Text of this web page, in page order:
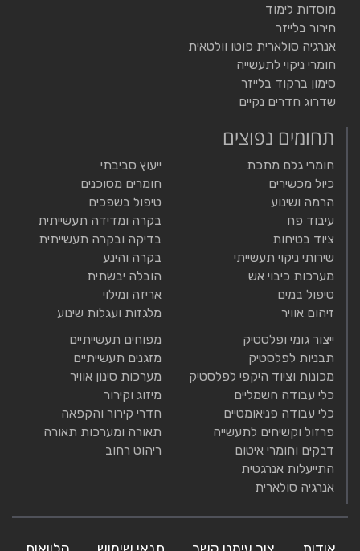
מוסדות לימוד
חירור בלייזר
אנרגיה סולארית פוטו וולטאית
חומרי ניקוי לתעשייה
סימון ברקוד בלייזר
שדרוג חדרים נקיים
תחומים נפוצים
חומרי גלם מתכת
כיול מכשירים
הרמה ושינוע
עיבוד פח
ציוד בטיחות
שירותי ניקוי תעשייתי
מערכות כיבוי אש
טיפול במים
זיהום אוויר
ייעוץ סביבתי
חומרים מסוכנים
טיפול בשפכים
בקרה ומדידה תעשייתית
בדיקה ובקרה תעשייתית
בקרה והינע
הובלה יבשתית
אריזה ומילוי
מלגזות ועגלות שינוע
ייצור גומי ופלסטיק
תבניות לפלסטיק
מכונות וציוד היקפי לפלסטיק
כלי עבודה חשמליים
כלי עבודה פניאומטיים
פרזול וקשיחים לתעשייה
דבקים וחומרי איטום
התייעלות אנרגטית
אנרגיה סולארית
מפוחים תעשייתיים
מזגנים תעשייתיים
מערכות סינון אוויר
מיזוג וקירור
חדרי קירור והקפאה
תאורה ומערכות תאורה
ריהוט רחוב